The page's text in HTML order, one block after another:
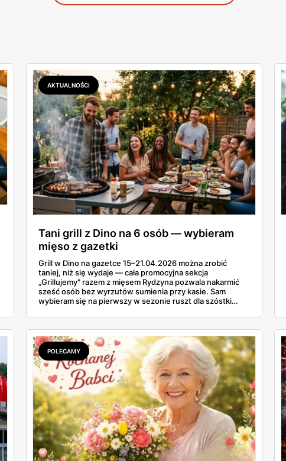
AKTUALNOŚCI
Tani grill z Dino na 6 osób — wybieram
mięso z gazetki
Grill w Dino na gazetce 15–21.04.2026 można zrobić
taniej, niż się wydaje — cała promocyjna sekcja
„Grillujemy" razem z mięsem Rydzyna pozwala nakarmić
sześć osób bez wyrzutów sumienia przy kasie. Sam
wybieram się na pierwszy w sezonie ruszt dla szóstki
porannej kawie. Kiełbasa Biesiadna za 11,99 zł,
marynowane udko z kurczaka po 15,99 zł za kilogram,
szynka wykwintna Rydzyna po 37,99. Sprawdzam, co
naprawdę wchodzi do koszyka, a co lepiej zostawić na
półce.
POLECAMY